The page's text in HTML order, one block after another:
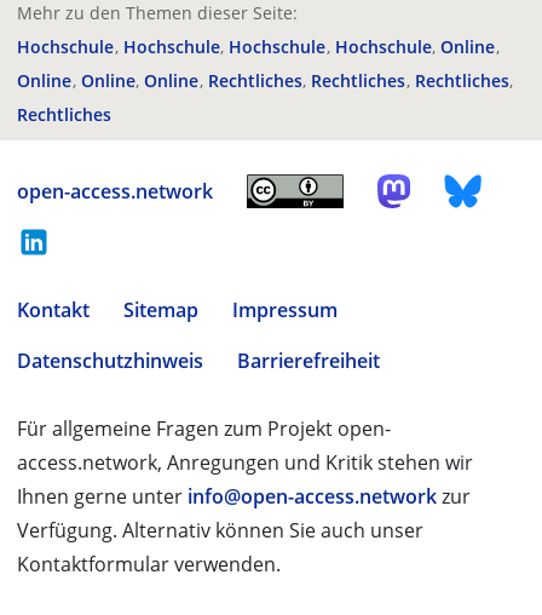
Mehr zu den Themen dieser Seite:
Hochschule Hochschule Hochschule Hochschule Online
Online Online Online Rechtliches Rechtliches Rechtliches
Rechtliches
open-access.network
Kontakt Sitemap
Impressum
Datenschutzhinweis
Barrierefreiheit
Für allgemeine Fragen zum Projekt open-
access.network, Anregungen und Kritik stehen wir
Ihnen gerne unter info@open-access.networkzur
Verfügung. Alternativ können Sie auch unser
Kontaktformular verwenden.